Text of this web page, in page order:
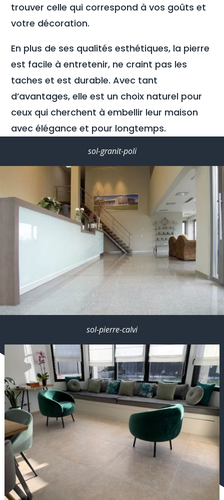
trouver celle qui correspond à vos goûts et
votre décoration.
En plus de ses qualités esthétiques, la pierre
est facile à entretenir, ne craint pas les
taches et est durable. Avec tant
d’avantages, elle est un choix naturel pour
ceux qui cherchent à embellir leur maison
avec élégance et pour longtemps.
sol-granit-poli
sol-pierre-calvi